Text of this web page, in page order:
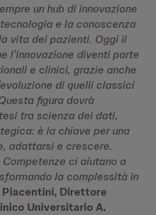
un hub di innovazione
e la conoscenza
vita dei pazienti. Oggi il
l’innovazione diventi parte
e clinici, grazie anche
di quelli classici
figura dovrà
tra scienza dei dati,
è la chiave per una
adattarsi e crescere.
ci aiutano a
la complessità in
Piacentini, Direttore
Universitario A.